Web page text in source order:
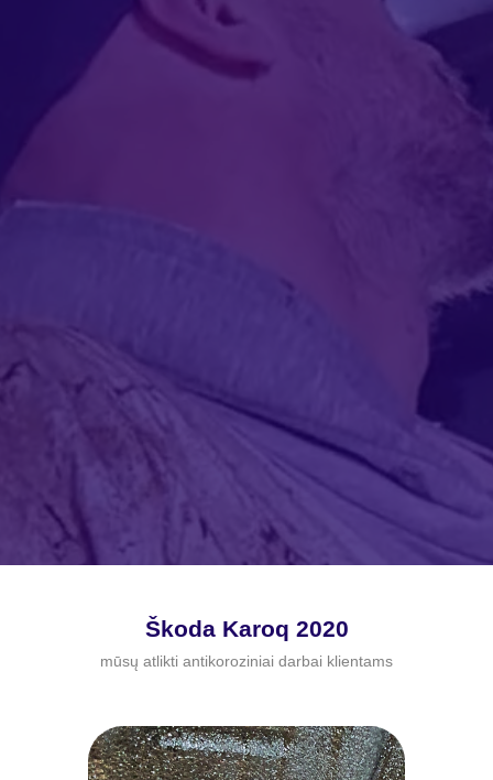
Škoda Karoq 2020
mūsų atlikti antikoroziniai darbai klientams